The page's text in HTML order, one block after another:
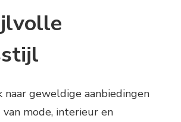
naar geweldige aanbiedingen
mode, interieur en